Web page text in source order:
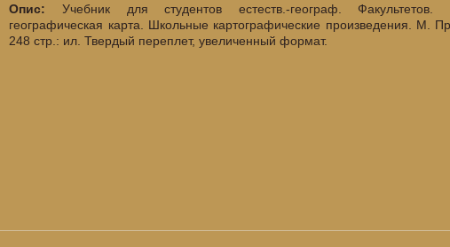
Опис: Учебник для студентов естеств.-географ. Факультетов.
географическая карта. Школьные картографические произведения. М.
248 стр.: ил. Твердый переплет, увеличенный формат.